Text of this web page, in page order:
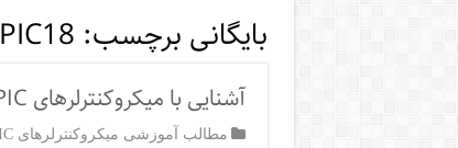
بایگانی برچسب: PIC18
آشنایی با میکروکنترلرهای PIC
مطالب آموزشی میکروکنترلرهای PIC